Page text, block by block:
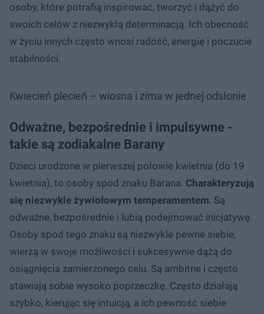
osoby, które potrafią inspirować, tworzyć i dążyć do
swoich celów z niezwykłą determinacją. Ich obecność
w życiu innych często wnosi radość, energię i poczucie
stabilności.
Kwiecień plecień – wiosna i zima w jednej odsłonie
Odważne, bezpośrednie i impulsywne -
takie są zodiakalne Barany
Dzieci urodzone w pierwszej połowie kwietnia (do 19
kwietnia), to osoby spod znaku Barana. Charakteryzują
się niezwykle żywiołowym temperamentem. Są
odważne, bezpośrednie i lubią podejmować inicjatywę.
Osoby spod tego znaku są niezwykle pewne siebie,
wierzą w swoje możliwości i sukcesywnie dążą do
osiągnięcia zamierzonego celu. Są ambitne i często
stawiają sobie wysoko poprzeczkę. Często działają
szybko, kierując się intuicją, a ich pewność siebie